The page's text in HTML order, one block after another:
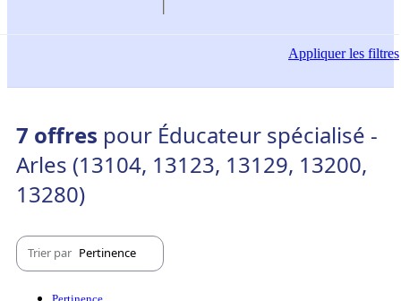
Appliquerles filtres
7 offres pour Éducateur spécialisé -
Arles (13104, 13123, 13129, 13200,
13280)
Trier par Pertinence